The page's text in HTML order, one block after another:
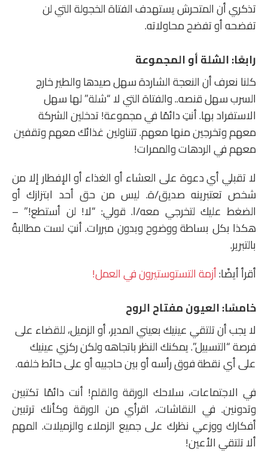
تذكري أن المتحرش يستهدف الفتاة الخجولة التي لن
تفضحه أو تفضح محاولاته.
رابعًا: الشلة أو المجموعة
كلنا نعرف أن النعجة الشاردة سهل صيدها والطير خارج
السرب سهل قنصه.. والفتاة التي لا “شلة” لها سهل
الاستفراد بها. أنتِ دائمًا في مجموعة! تدخلين الشركة
معهم وتخرجين منها معهم. تتناولين غذائك معهم وتقفين
معهم في الردهات والممرات!
لا تقبلي أي دعوة على العشاء أو الغذاء أو الإفطار إلا من
شخص تعتبرينه صديق/ة. ليس من حق أحد ابتزازك أو
الضغط عليك لتخرجي معه/ا. قولي: “لا! لن أستطع!” –
هكذا بكل بساطة ووضوح وبدون مبررات. أنتِ لست مطالبةً
بالتبرير.
أقرأ أيضًا:أزمة التستوستيرون في العمل!
خامسًا: العيون مفتاح الروح
لا يجب أن تلتقي عينيك بعيني المدير، أو الزميل، للقضاء على
فرصة “التسبيل”. يمكنك النظر باتجاهه ولكن ركزي عينيك
على أي نقطة فوق رأسه أو بين حاجبيه أو على حائط خلفه.
في الاجتماعات، سلاحك الورقة والقلم! أنت دائمًا تكتبين
وتدونين. في النقاشات، اقرأي من الورقة وكأنك ترتبين
أفكارك ووزعي نظرك على جميع الزملاء والزميلات. المهم
ألا تلتقي الأعين!